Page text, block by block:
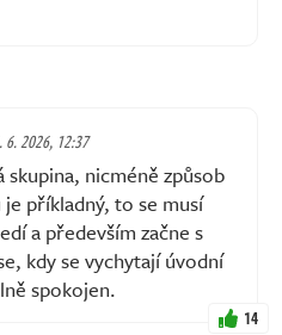
6. 2026, 12:37
skupina, nicméně způsob
příkladný, to se musí
a především začne s
kdy se vychytají úvodní
spokojen.
14